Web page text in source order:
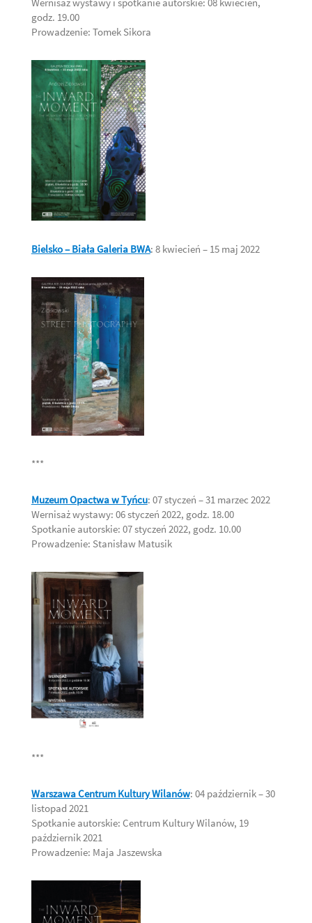
Wernisaż wystawy i spotkanie autorskie: 08 kwiecień,
godz. 19.00
Prowadzenie: Tomek Sikora
Bielsko – BiałaGaleria BWA: 8 kwiecień – 15 maj 2022
***
Muzeum Opactwa w Tyńcu: 07 styczeń – 31 marzec 2022
Wernisaż wystawy: 06 styczeń 2022, godz. 18.00
Spotkanie autorskie: 07 styczeń 2022, godz. 10.00
Prowadzenie: Stanisław Matusik
***
Warszawa Centrum Kultury Wilanów: 04 październik – 30
listopad 2021
Spotkanie autorskie: Centrum Kultury Wilanów, 19
październik 2021
Prowadzenie: Maja Jaszewska